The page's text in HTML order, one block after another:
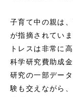
子育て中の親は
が指摘されてい
トレスは非常に
科学研究費助成
研究の一部デー
験も交えながら